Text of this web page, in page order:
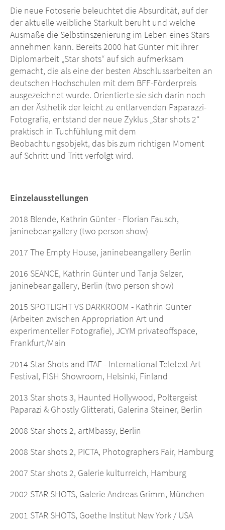
Die neue Fotoserie beleuchtet die Absurdität, auf der
der aktuelle weibliche Starkult beruht und welche
Ausmaße die Selbstinszenierung im Leben eines Stars
annehmen kann. Bereits 2000 hat Günter mit ihrer
Diplomarbeit „Star shots“ auf sich aufmerksam
gemacht, die als eine der besten Abschlussarbeiten an
deutschen Hochschulen mit dem BFF-Förderpreis
ausgezeichnet wurde. Orientierte sie sich darin noch
an der Ästhetik der leicht zu entlarvenden Paparazzi-
Fotografie, entstand der neue Zyklus „Star shots 2“
praktisch in Tuchfühlung mit dem
Beobachtungsobjekt, das bis zum richtigen Moment
auf Schritt und Tritt verfolgt wird.
Einzelausstellungen
2018 Blende, Kathrin Günter - Florian Fausch,
janinebeangallery (two person show)
2017 The Empty House, janinebeangallery Berlin
2016 SEANCE, Kathrin Günter und Tanja Selzer,
janinebeangallery, Berlin (two person show)
2015 SPOTLIGHT VS DARKROOM - Kathrin Günter
(Arbeiten zwischen Appropriation Art und
experimenteller Fotografie), JCYM privateoffspace,
Frankfurt/Main
2014 Star Shots and ITAF - International Teletext Art
Festival, FISH Showroom, Helsinki, Finland
2013 Star shots 3, Haunted Hollywood, Poltergeist
Paparazi & Ghostly Glitterati, Galerina Steiner, Berlin
2008 Star shots 2, artMbassy, Berlin
2008 Star shots 2, PICTA, Photographers Fair, Hamburg
2007 Star shots 2, Galerie kulturreich, Hamburg
2002 STAR SHOTS, Galerie Andreas Grimm, München
2001 STAR SHOTS, Goethe Institut New York / USA